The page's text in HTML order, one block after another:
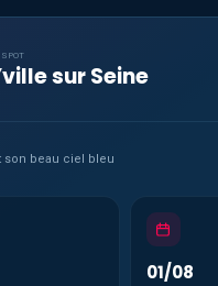
SPOT
sur Seine
son beau ciel bleu
01/08